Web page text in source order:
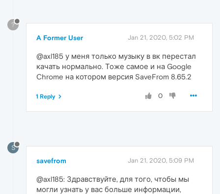
?
A Former User Jan 21, 2020, 5:02 PM
@axl185 у меня только музыку в вк перестал
качать нормально. Тоже самое и на Google
Chrome на котором версия SaveFrom 8.65.2
0
1 Reply
S
savefrom Jan 21, 2020, 5:09 PM
@axl185: Здравствуйте, для того, чтобы мы
могли узнать у вас больше информации,